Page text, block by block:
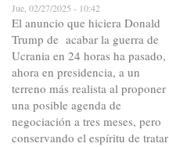
Jue, 02/27/2025 - 10:42
El anuncio que hiciera Donald
Trump de acabar la guerra de
Ucrania en 24 horas ha pasado,
ahora en presidencia, a un
terreno más realista al proponer
una posible agenda de
negociación a tres meses, pero
conservando el espíritu de tratar